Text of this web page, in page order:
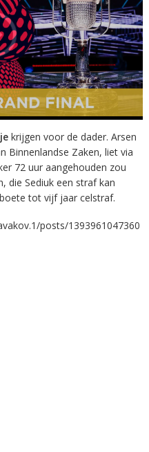
krijgen voor de dader. Arsen
Binnenlandse Zaken, liet via
72 uur aangehouden zou
die Sediuk een straf kan
tot vijf jaar celstraf.
posts/1393961047360